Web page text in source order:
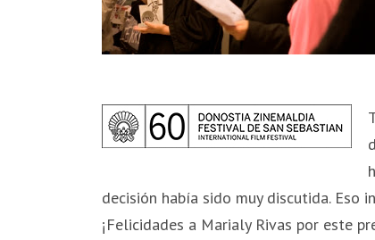
decisión había sido muy discutida.
¡Felicidades a Marialy Rivas por este